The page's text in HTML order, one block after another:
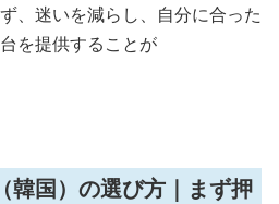
、迷いを減らし、自分に合った
を提供することが
韓国）の選び方｜まず押